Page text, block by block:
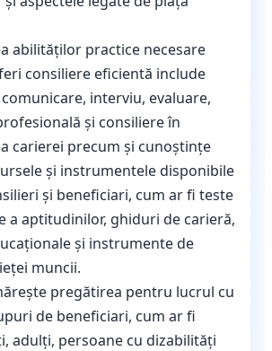
abilităților practice necesare
consiliere eficientă include
interviu, evaluare,
și consiliere în
carierei precum și cunoștințe
și instrumentele disponibile
și beneficiari, cum ar fi teste
a aptitudinilor, ghiduri de carieră,
și instrumente de
muncii.
pregătirea pentru lucrul cu
de beneficiari, cum ar fi
adulți, persoane cu dizabilități